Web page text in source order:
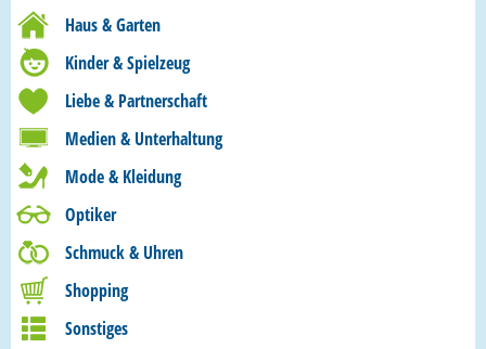
Haus & Garten
Kinder & Spielzeug
Liebe & Partnerschaft
Medien & Unterhaltung
Mode & Kleidung
Optiker
Schmuck & Uhren
Shopping
Sonstiges